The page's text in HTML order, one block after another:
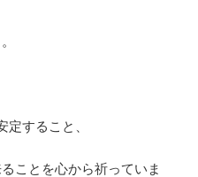
すること、
ことを心から祈っていま